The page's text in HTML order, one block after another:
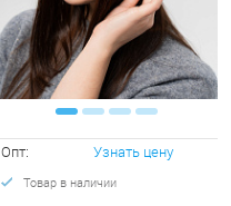
Опт: Узнать цену
Товар в наличии